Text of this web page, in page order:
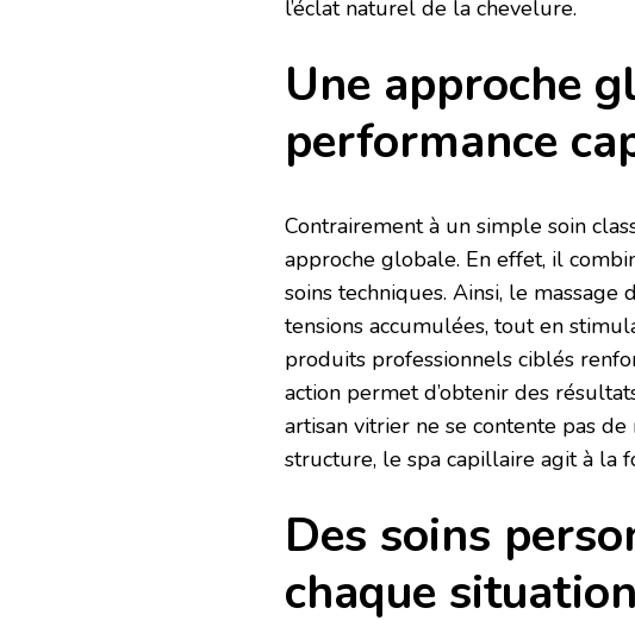
l’éclat naturel de la chevelure.
Une approche
performance
Contrairement à un simple soin
approche globale. En effet, il
soins techniques. Ainsi, le
tensions accumulées, tout en
produits professionnels ciblés
action permet d’obtenir des
artisan vitrier ne se contente pas
structure, le spa capillaire agit à la
Des soins
chaque situation